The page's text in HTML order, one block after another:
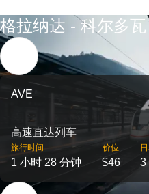
格拉纳达 - 科尔多
AVE
高速直达列车
旅行时间
1 小时 28 分钟
价位
$46 3